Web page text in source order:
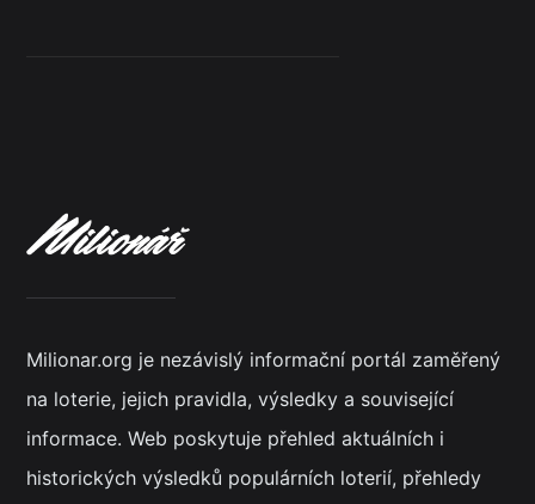
Milionar.org je nezávislý informační portál zaměřený
na loterie, jejich pravidla, výsledky a související
informace. Web poskytuje přehled aktuálních i
historických výsledků populárních loterií, přehledy